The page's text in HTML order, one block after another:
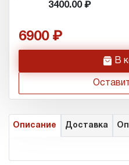
3400.00
6900
h В
Описание Доставка